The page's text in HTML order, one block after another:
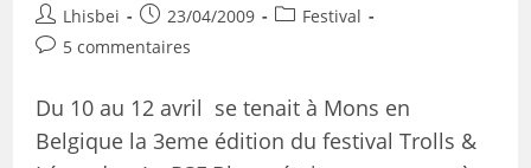
Lhisbei 23/04/2009
Festival
5 commentaires
Du 10 au 12 avril se tenait à Mons en
Belgique la 3eme édition du festival Trolls &